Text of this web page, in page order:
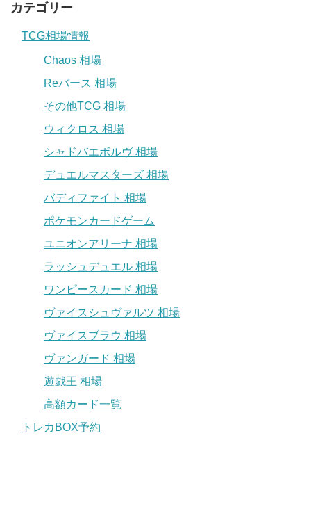
カテゴリー
TCG相場情報
Chaos 相場
Reバース 相場
その他TCG 相場
ウィクロス 相場
シャドバエボルヴ 相場
デュエルマスターズ 相場
バディファイト 相場
ポケモンカードゲーム
ユニオンアリーナ 相場
ラッシュデュエル 相場
ワンピースカード 相場
ヴァイスシュヴァルツ 相場
ヴァイスブラウ 相場
ヴァンガード 相場
遊戯王 相場
高額カード一覧
トレカBOX予約